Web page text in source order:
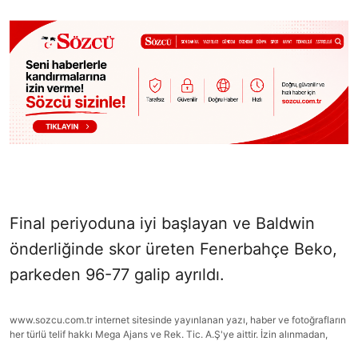
Final periyoduna iyi başlayan ve Baldwin
önderliğinde skor üreten Fenerbahçe Beko,
parkeden 96-77 galip ayrıldı.
www.sozcu.com.tr internet sitesinde yayınlanan yazı, haber ve fotoğrafların
her türlü telif hakkı Mega Ajans ve Rek. Tic. A.Ş'ye aittir. İzin alınmadan,